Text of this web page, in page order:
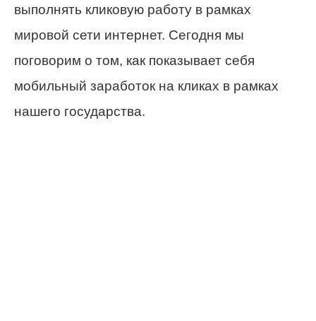
выполнять кликовую работу в рамках
мировой сети интернет. Сегодня мы
поговорим о том, как показывает себя
мобильный заработок на кликах в рамках
нашего государства.